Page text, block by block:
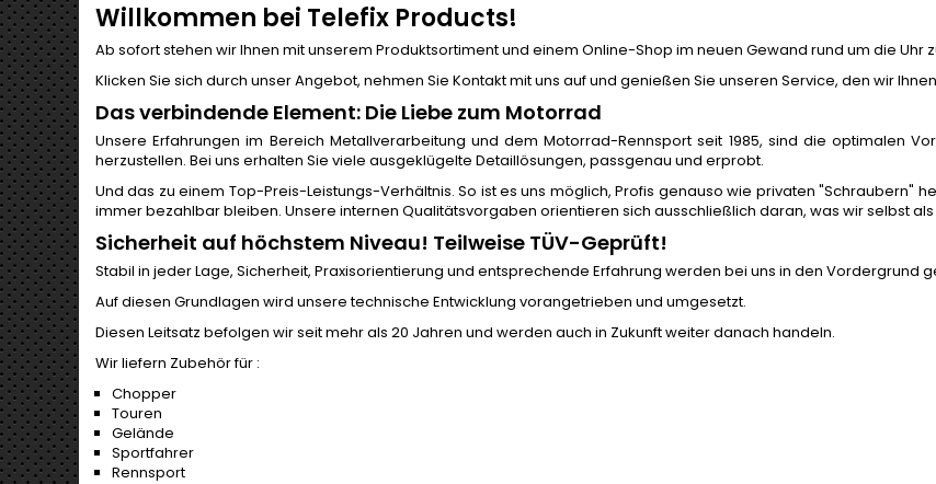
Willkommen bei Telefix Products!
Ab sofort stehen wir Ihnen mit unserem Produktsortiment und einem Online-Shop im neuen Gewand rund um die Uhr
Klicken Sie sich durch unser Angebot, nehmen Sie Kontakt mit uns auf und genießen Sie unseren Service, den wir
Das verbindende Element: Die Liebe zum Motorrad
Unsere Erfahrungen im Bereich Metallverarbeitung und dem Motorrad-Rennsport seit 1985, sind die optimalen
herzustellen. Bei uns erhalten Sie viele ausgeklügelte Detaillösungen, passgenau und erprobt.
Und das zu einem Top-Preis-Leistungs-Verhältnis. So ist es uns möglich, Profis genauso wie privaten "Schraubern"
immer bezahlbar bleiben. Unsere internen Qualitätsvorgaben orientieren sich ausschließlich daran, was wir selbst
Sicherheit auf höchstem Niveau! Teilweise TÜV-Geprüft!
Stabil in jeder Lage, Sicherheit, Praxisorientierung und entsprechende Erfahrung werden bei uns in den Vordergrund
Auf diesen Grundlagen wird unsere technische Entwicklung vorangetrieben und umgesetzt.
Diesen Leitsatz befolgen wir seit mehr als 20 Jahren und werden auch in Zukunft weiter danach handeln.
Wir liefern Zubehör für :
Chopper
Touren
Gelände
Sportfahrer
Rennsport